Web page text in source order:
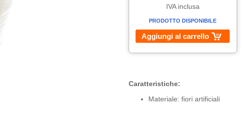
IVA inclusa
PRODOTTO DISPONIBILE
Aggiungi al carrello
Caratteristiche:
Materiale: fiori artificiali